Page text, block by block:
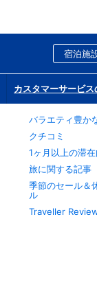
宿泊施
カスタマーサービ
バラエティ豊か
クチコミ
1ヶ月以上の滞
旅に関する記事
季節のセール＆
ル
Traveller